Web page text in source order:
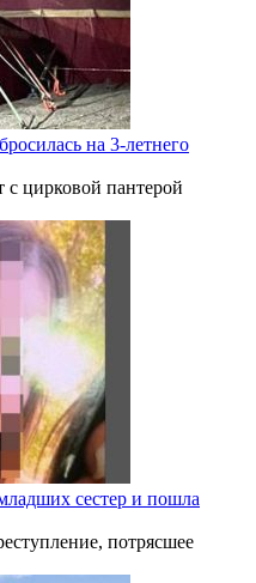
на 3-летнего
цирковой пантерой
сестер и пошла
потрясшее